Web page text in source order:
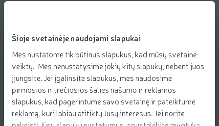
Šioje svetainėje naudojami slapukai
Mes nustatome tik būtinus slapukus, kad mūsų svetainė
veiktų. Mes nenustatysime jokių kitų slapukų, nebent juos
įjungsite. Jei įgalinsite slapukus, mes naudosime
pirmosios ir trečiosios šalies našumo ir reklamos
slapukus, kad pagerintume savo svetainę ir pateiktume
reklamą, kuri labiau atitiktų Jūsų interesus. Jei norite